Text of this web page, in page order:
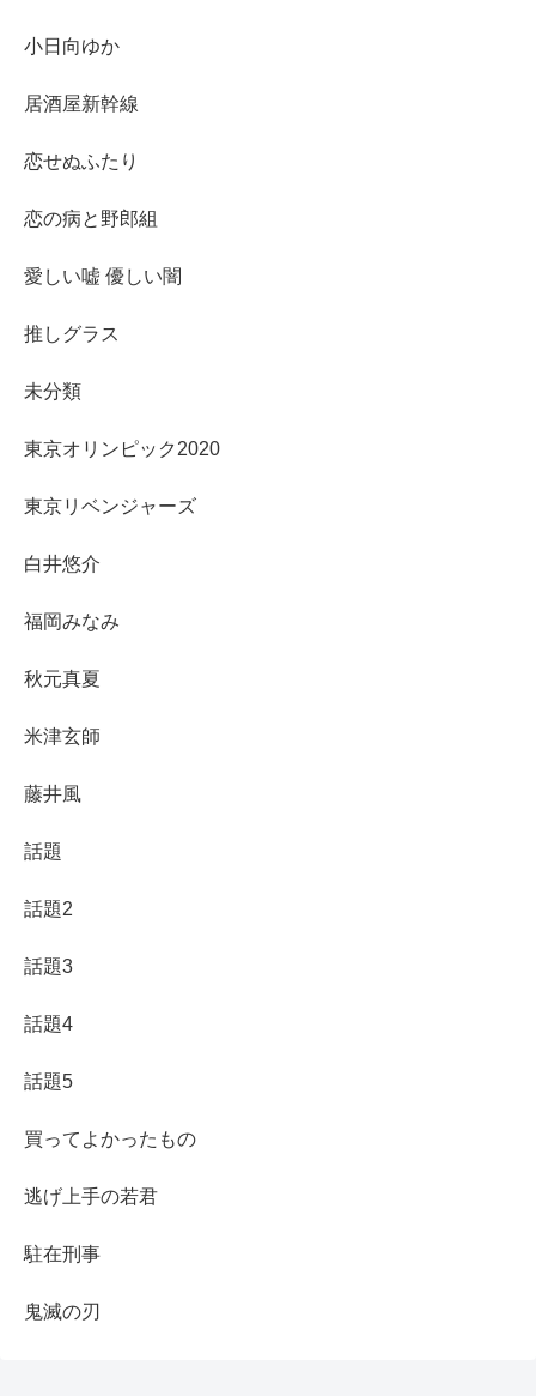
小日向ゆか
居酒屋新幹線
恋せぬふたり
恋の病と野郎組
愛しい嘘 優しい闇
推しグラス
未分類
東京オリンピック2020
東京リベンジャーズ
白井悠介
福岡みなみ
秋元真夏
米津玄師
藤井風
話題
話題2
話題3
話題4
話題5
買ってよかったもの
逃げ上手の若君
駐在刑事
鬼滅の刃